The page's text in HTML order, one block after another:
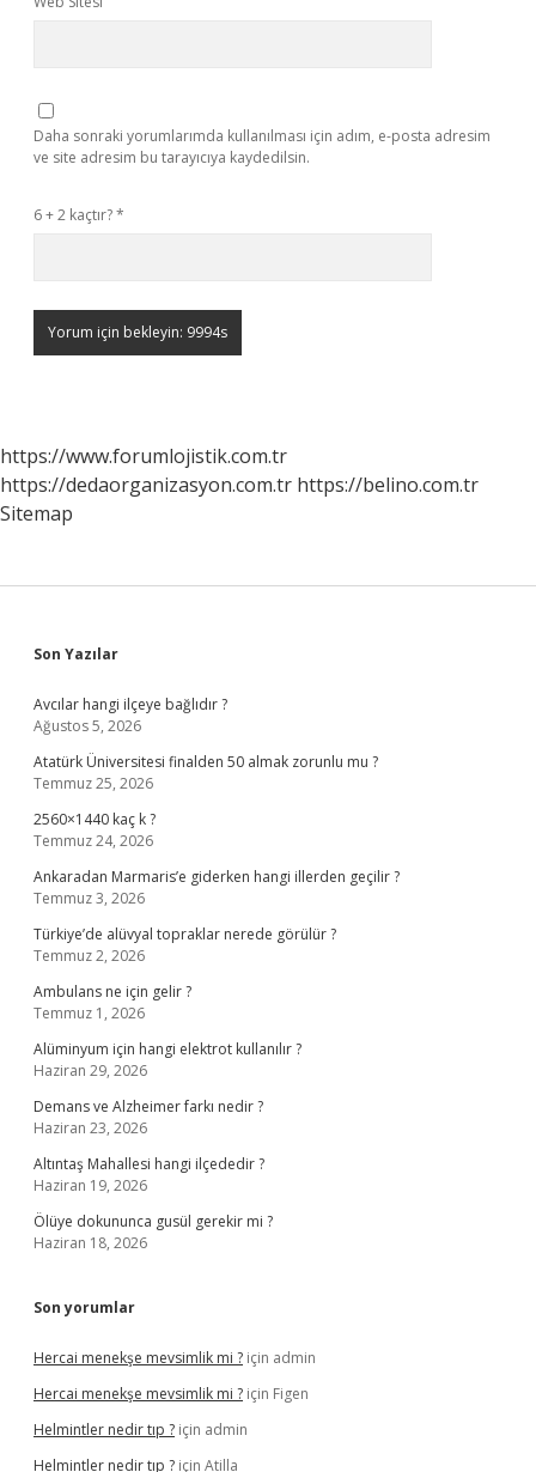
Daha sonraki yorumlarımda kullanılması için adım, e-posta adresim
ve site adresim bu tarayıcıya kaydedilsin.
6 + 2 kaçtır?*
https://www.forumlojistik.com.tr
https://dedaorganizasyon.com.tr https://belino.com.tr
Sitemap
Sidebar
Son Yazılar
Avcılar hangi ilçeye bağlıdır ?
Ağustos 5, 2026
Atatürk Üniversitesi finalden 50 almak zorunlu mu ?
Temmuz 25, 2026
2560×1440 kaç k ?
Temmuz 24, 2026
Ankaradan Marmaris’e giderken hangi illerden geçilir ?
Temmuz 3, 2026
Türkiye’de alüvyal topraklar nerede görülür ?
Temmuz 2, 2026
Ambulans ne için gelir ?
Temmuz 1, 2026
Alüminyum için hangi elektrot kullanılır ?
Haziran 29, 2026
Demans ve Alzheimer farkı nedir ?
Haziran 23, 2026
Altıntaş Mahallesi hangi ilçededir ?
Haziran 19, 2026
Ölüye dokununca gusül gerekir mi ?
Haziran 18, 2026
Son yorumlar
Hercai menekşe mevsimlik mi ? için admin
Hercai menekşe mevsimlik mi ? için Figen
Helmintler nedir tıp ? için admin
Helmintler nedir tıp ? için Atilla